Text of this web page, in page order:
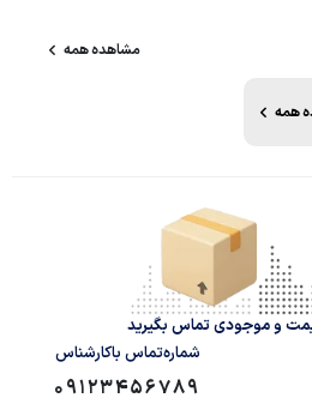
مشاهده همه
همه
و موجودی تماس بگیرید
شماره‌تماس‌ با‌کارشناس
09123456789